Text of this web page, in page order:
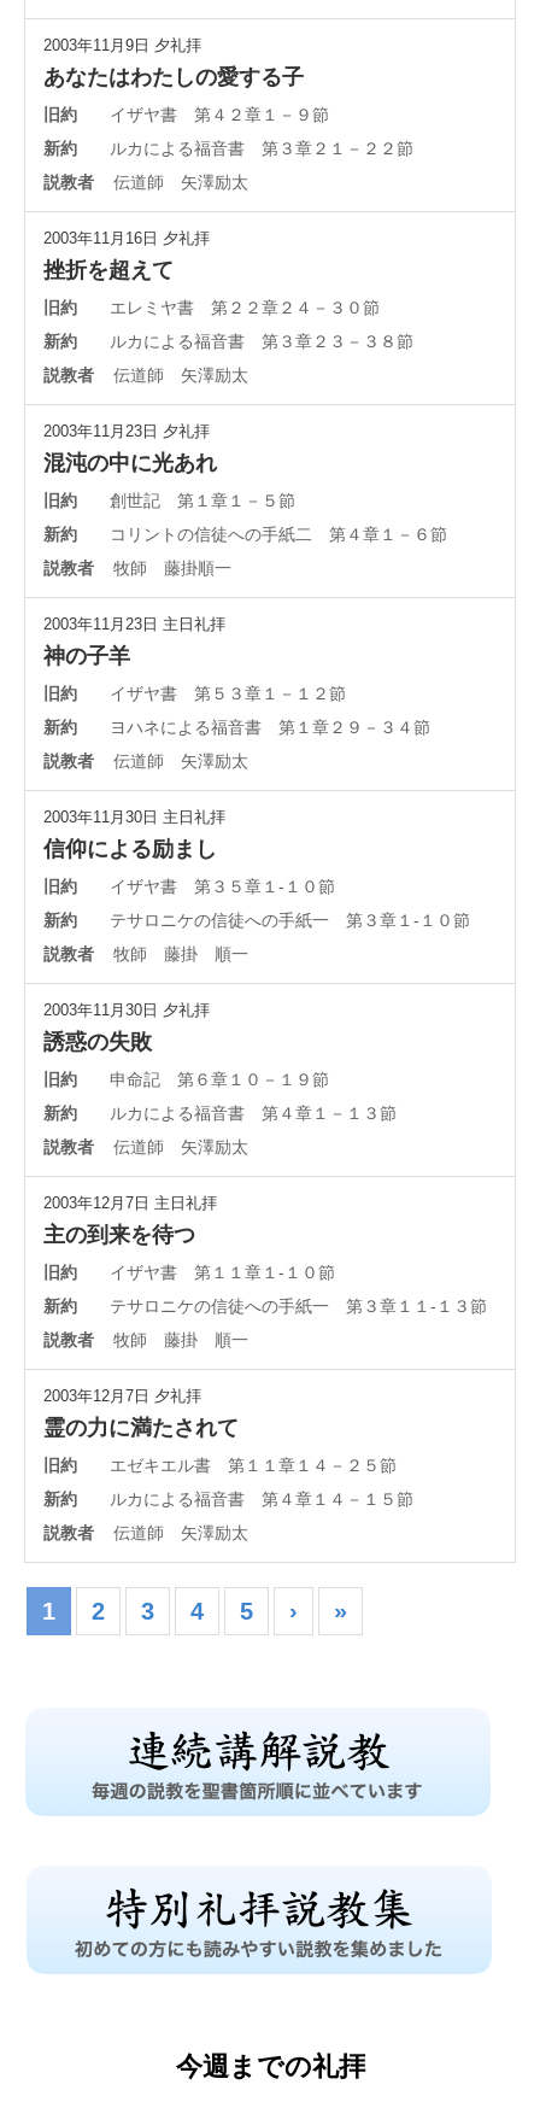
2003年11月9日 夕礼拝
あなたはわたしの愛する子
旧約
イザヤ書 第４２章１－９節
新約
ルカによる福音書 第３章２１－２２節
説教者
伝道師 矢澤励太
2003年11月16日 夕礼拝
挫折を超えて
旧約
エレミヤ書 第２２章２４－３０節
新約
ルカによる福音書 第３章２３－３８節
説教者
伝道師 矢澤励太
2003年11月23日 夕礼拝
混沌の中に光あれ
旧約
創世記 第１章１－５節
新約
コリントの信徒への手紙二 第４章１－６節
説教者
牧師 藤掛順一
2003年11月23日 主日礼拝
神の子羊
旧約
イザヤ書 第５３章１－１２節
新約
ヨハネによる福音書 第１章２９－３４節
説教者
伝道師 矢澤励太
2003年11月30日 主日礼拝
信仰による励まし
旧約
イザヤ書 第３５章１-１０節
新約
テサロニケの信徒への手紙一 第３章１-１０節
説教者
牧師 藤掛 順一
2003年11月30日 夕礼拝
誘惑の失敗
旧約
申命記 第６章１０－１９節
新約
ルカによる福音書 第４章１－１３節
説教者
伝道師 矢澤励太
2003年12月7日 主日礼拝
主の到来を待つ
旧約
イザヤ書 第１１章１-１０節
新約
テサロニケの信徒への手紙一 第３章１１-１３節
説教者
牧師 藤掛 順一
2003年12月7日 夕礼拝
霊の力に満たされて
旧約
エゼキエル書 第１１章１４－２５節
新約
ルカによる福音書 第４章１４－１５節
説教者
伝道師 矢澤励太
1 2 3 4 5 › »
今週までの礼拝